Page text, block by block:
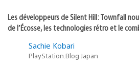
Les développeurs de Silent Hill: Townfall
de l’Écosse, les technologies rétro et le
Sachie Kobari
PlayStation.Blog Japan